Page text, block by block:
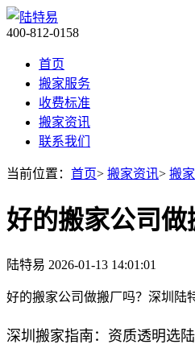
400-812-0158
首页
搬家服务
收费标准
搬家资讯
联系我们
当前位置： 首页> 搬家资讯> 搬
好的搬家公司
陆特易 2026-01-13 14:01:01
好的搬家公司做搬厂吗？深圳陆
深圳搬家指南：资质透明选